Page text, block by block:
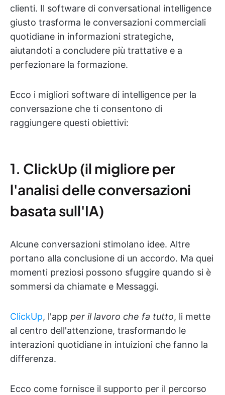
clienti. Il software di conversational intelligence
giusto trasforma le conversazioni commerciali
quotidiane in informazioni strategiche,
aiutandoti a concludere più trattative e a
perfezionare la formazione.
Ecco i migliori software di intelligence per la
conversazione che ti consentono di
raggiungere questi obiettivi:
1. ClickUp (il migliore per
l'analisi delle conversazioni
basata sull'IA)
Alcune conversazioni stimolano idee. Altre
portano alla conclusione di un accordo. Ma quei
momenti preziosi possono sfuggire quando si è
sommersi da chiamate e Messaggi.
ClickUp, l'app per il lavoro che fa tutto, li mette
al centro dell'attenzione, trasformando le
interazioni quotidiane in intuizioni che fanno la
differenza.
Ecco come fornisce il supporto per il percorso